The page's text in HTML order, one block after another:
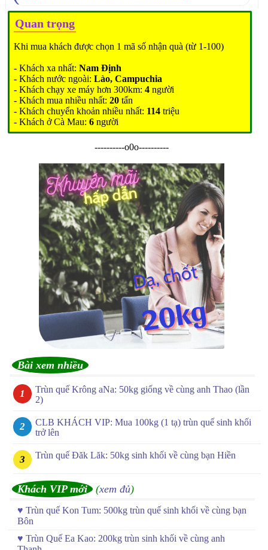
Quan trọng
Khi mua khách được chọn 1 mã số nhận quà (từ 1-100)
- Khách xa nhất:Nam Định
- Khách nước ngoài:Lào, Campuchia
- Khách chạy xe máy hơn 300km:4 người
- Khách mua nhiều nhất:20 tấn
- Khách chuyển khoản nhiều nhất: 114 triệu
- Khách ở Cà Mau:6 người
----------o0o----------
Bài xem nhiều
Trùn quế Krông aNa: 50kg giống về cùng anh Thao (lần
2)
CLB KHÁCH VIP: Mua 100kg (1 tạ) trùn quế sinh khối
trở lên
Trùn quế Đăk Lăk: 50kg sinh khối về cùng bạn Hiền
Khách VIP mới (xem đủ)
♥ Trùn quế Kon Tum: 500kg trùn quế sinh khối về cùng bạn
Bôn
♥ Trùn Quế Ea Kao: 200kg trùn sinh khối về cùng anh